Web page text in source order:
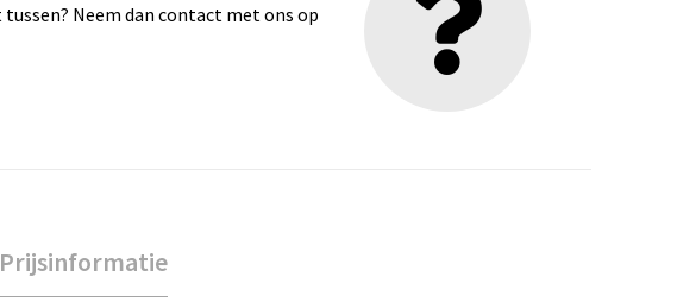
Neem dan contact met ons op
Prijsinformatie